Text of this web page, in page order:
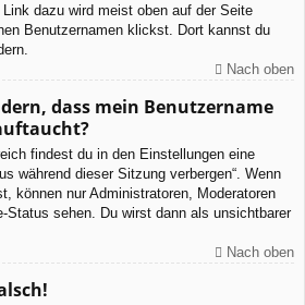
Link dazu wird meist oben auf der Seite
Benutzernamen klickst. Dort kannst du
Nach oben
dass mein Benutzername
findest du in den Einstellungen eine
während dieser Sitzung verbergen“. Wenn
können nur Administratoren, Moderatoren
Status sehen. Du wirst dann als unsichtbarer
Nach oben